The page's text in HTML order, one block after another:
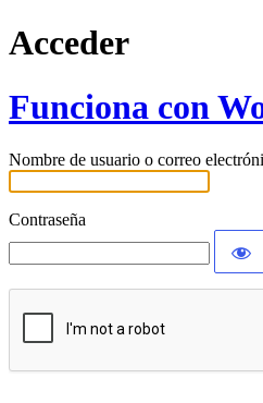
Acceder
Funciona con
Nombre de usuario o correo
Contraseña